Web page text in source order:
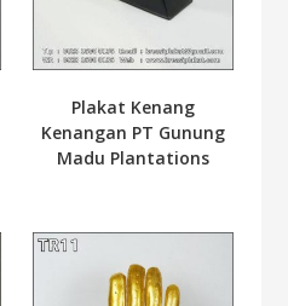
Plakat Kenang
Kenangan PT Gunung
Madu Plantations